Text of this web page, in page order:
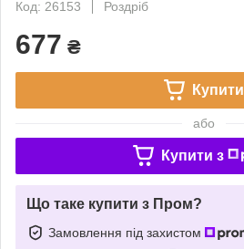
Код: 26153
Роздріб
677 ₴
Купити
або
Купити з
Що таке купити з Пром?
Замовлення під захистом